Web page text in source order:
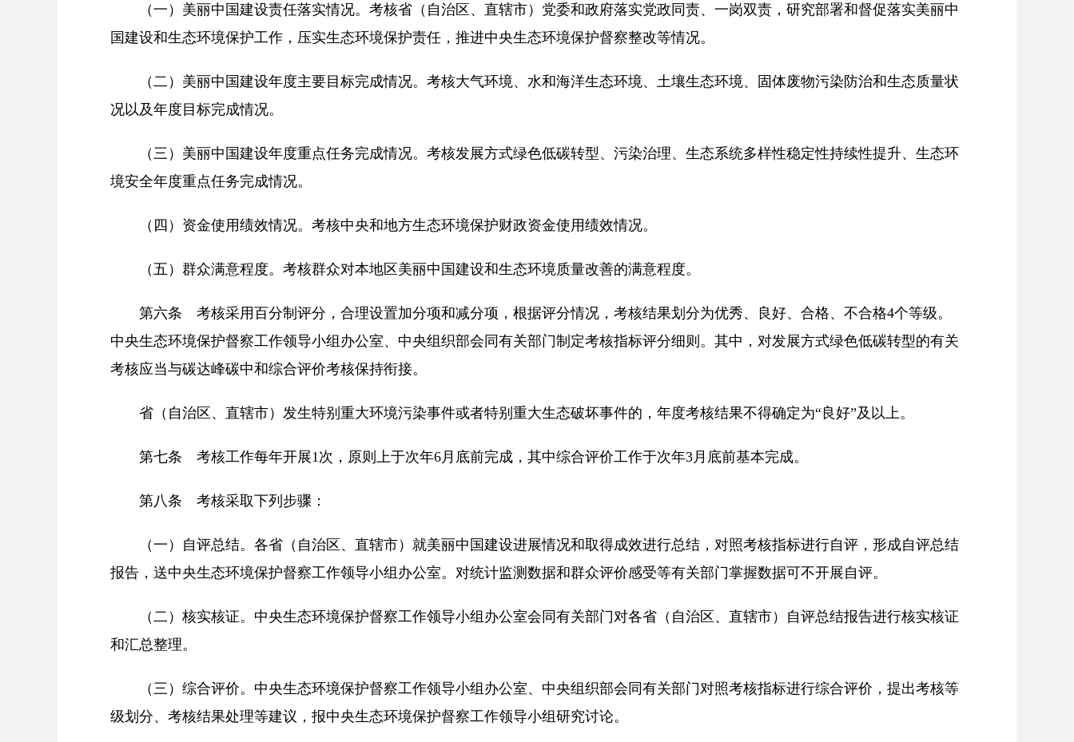
（一）美丽中国建设责任落实情况。考核省（自治区、直辖市）党委和政府落实党政同责、一岗双责，研究部署和督促落实美丽中
国建设和生态环境保护工作，压实生态环境保护责任，推进中央生态环境保护督察整改等情况。
（二）美丽中国建设年度主要目标完成情况。考核大气环境、水和海洋生态环境、土壤生态环境、固体废物污染防治和生态质量状
况以及年度目标完成情况。
（三）美丽中国建设年度重点任务完成情况。考核发展方式绿色低碳转型、污染治理、生态系统多样性稳定性持续性提升、生态环
境安全年度重点任务完成情况。
（四）资金使用绩效情况。考核中央和地方生态环境保护财政资金使用绩效情况。
（五）群众满意程度。考核群众对本地区美丽中国建设和生态环境质量改善的满意程度。
第六条 考核采用百分制评分，合理设置加分项和减分项，根据评分情况，考核结果划分为优秀、良好、合格、不合格4个等级。
中央生态环境保护督察工作领导小组办公室、中央组织部会同有关部门制定考核指标评分细则。其中，对发展方式绿色低碳转型的有关
考核应当与碳达峰碳中和综合评价考核保持衔接。
省（自治区、直辖市）发生特别重大环境污染事件或者特别重大生态破坏事件的，年度考核结果不得确定为“良好”及以上。
第七条 考核工作每年开展1次，原则上于次年6月底前完成，其中综合评价工作于次年3月底前基本完成。
第八条 考核采取下列步骤：
（一）自评总结。各省（自治区、直辖市）就美丽中国建设进展情况和取得成效进行总结，对照考核指标进行自评，形成自评总结
报告，送中央生态环境保护督察工作领导小组办公室。对统计监测数据和群众评价感受等有关部门掌握数据可不开展自评。
（二）核实核证。中央生态环境保护督察工作领导小组办公室会同有关部门对各省（自治区、直辖市）自评总结报告进行核实核证
和汇总整理。
（三）综合评价。中央生态环境保护督察工作领导小组办公室、中央组织部会同有关部门对照考核指标进行综合评价，提出考核等
级划分、考核结果处理等建议，报中央生态环境保护督察工作领导小组研究讨论。